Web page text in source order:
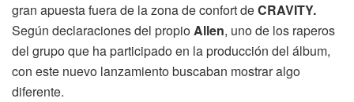
gran apuesta fuera de la zona de confort deCRAVITY.
Según declaraciones del propioAllen, uno de los raperos
del grupo que ha participado en la producción del álbum,
con este nuevo lanzamiento buscaban mostrar algo
diferente.